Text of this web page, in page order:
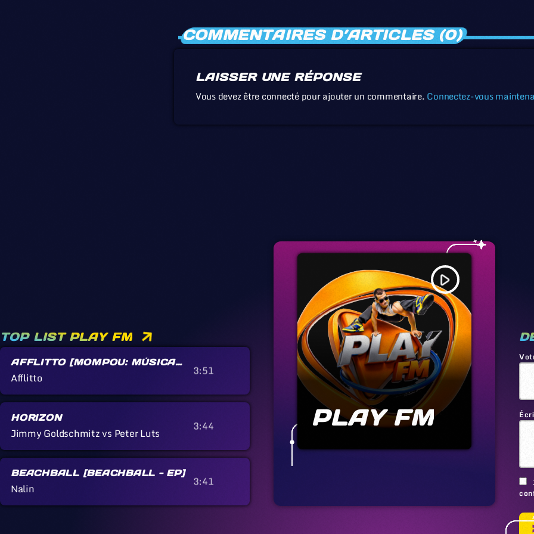
COMMENTAIRES D’ARTICLES (0)
LAISSER UNE RÉPONSE
Vous devez être connecté pour ajouter un commentaire. Connectez-vous
TOP LIST PLAY FM
AFFLITTO [MOMPOU: MÚSICA
CALLADA]
Afflitto 3:51
HORIZON
Jimmy Goldschmitz vs Peter Luts 3:44
BEACHBALL [BEACHBALL - EP]
Nalin 3:41
play_arrow
PLAY FM